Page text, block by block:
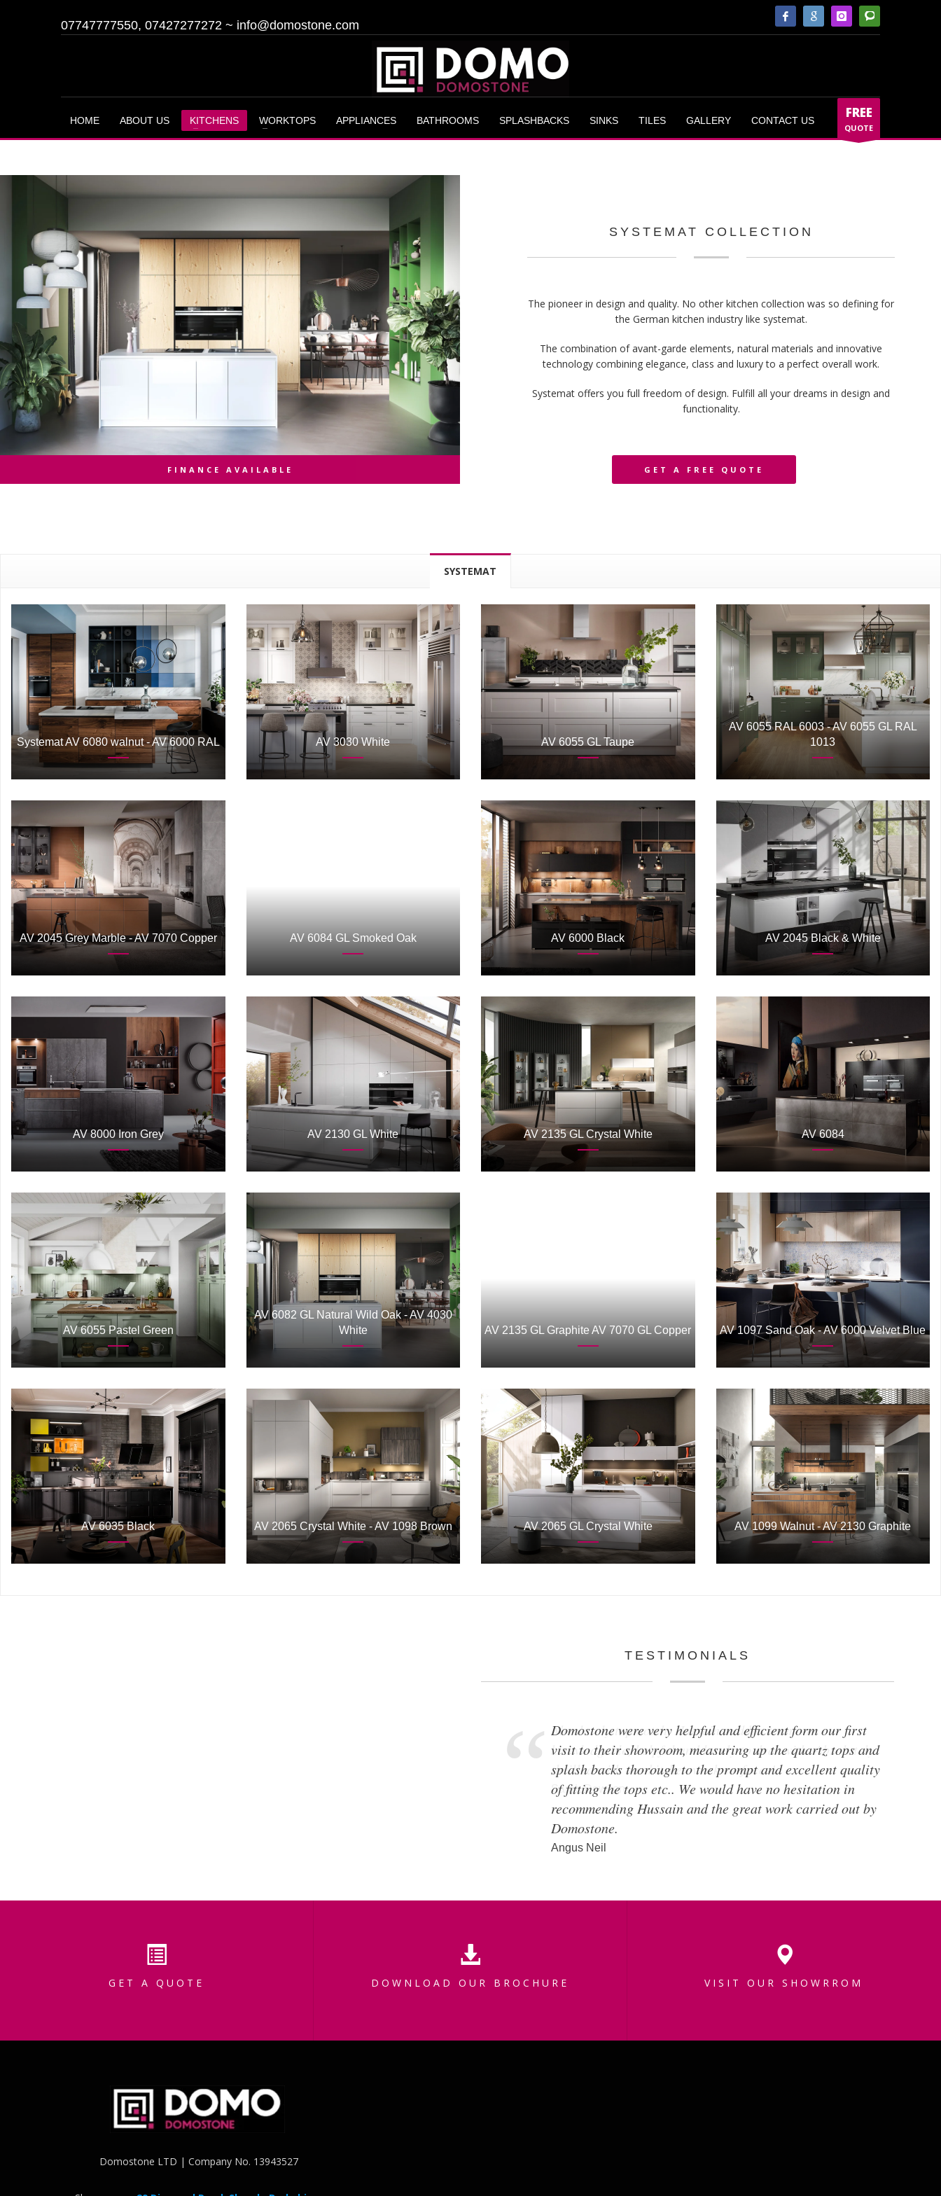
07747777550, 07427277272 ~ info@domostone.com
HOME ABOUT US KITCHENS WORKTOPS APPLIANCES BATHROOMS SPLASHBACKS SINKS TILES GALLERY CONTACT US FREE
QUOTE
FINANCE AVAILABLE
SYSTEMAT COLLECTION
The pioneer in design and quality. No other kitchen collection was so defining for
the German kitchen industry like systemat.
The combination of avant-garde elements, natural materials and innovative
technology combining elegance, class and luxury to a perfect overall work.
Systemat offers you full freedom of design. Fulfill all your dreams in design and
functionality.
GET A FREE QUOTE
SYSTEMAT
Systemat AV 6080 walnut - AV 6000 RAL
AV 2045 Grey Marble - AV 7070 Copper
AV 8000 Iron Grey
AV 6055 Pastel Green
AV 6035 Black
AV 3030 White
AV 6084 GL Smoked Oak
AV 2130 GL White
AV 6082 GL Natural Wild Oak - AV 4030
White
AV 2065 Crystal White - AV 1098 Brown
AV 6055 GL Taupe
AV 6000 Black
AV 2135 GL Crystal White
AV 2135 GL Graphite AV 7070 GL Copper
AV 2065 GL Crystal White
AV 6055 RAL 6003 - AV 6055 GL RAL
1013
AV 2045 Black & White
AV 6084
AV 1097 Sand Oak - AV 6000 Velvet Blue
AV 1099 Walnut - AV 2130 Graphite
TESTIMONIALS
Domostone were very helpful and efficient form our first
visit to their showroom, measuring up the quartz tops and
splash backs thorough to the prompt and excellent quality
of fitting the tops etc.. We would have no hesitation in
recommending Hussain and the great work carried out by
Domostone.
Angus Neil
GET A QUOTE DOWNLOAD OUR BROCHURE VISIT OUR SHOWRROM
Domostone LTD | Company No. 13943527